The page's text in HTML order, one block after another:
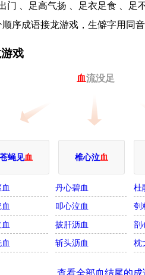
门 、足高气扬 、足衣足食 、足
序成语接龙游戏，生僻字用同
戏
血流没足
苍蝇见血 椎心泣血
丹心碧血
杜
叩心泣血
刳
披肝沥血
剖
斩头沥血 枕
查看全部血结尾的成